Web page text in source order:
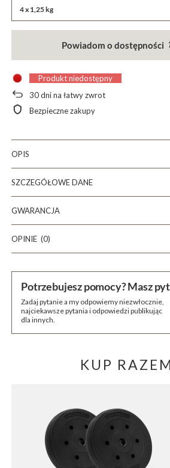
4 x 1,25 kg
Powiadom o dostępności
Produkt niedostępny
30dni na łatwy zwrot
Bezpieczne zakupy
OPIS
SZCZEGÓŁOWE DANE
GWARANCJA
OPINIE (0)
Potrzebujesz pomocy? Masz
Zadaj pytanie a my odpowiemy niezwłocznie,
najciekawsze pytania i odpowiedzi publikując
dla innych.
KUP